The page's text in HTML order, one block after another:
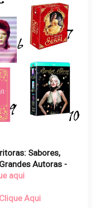
Sabores,
Autoras -
aqui
Clique Aqui